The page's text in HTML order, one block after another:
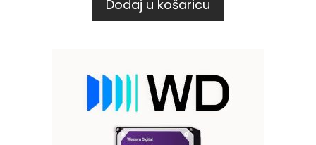
Dodaj u košaricu